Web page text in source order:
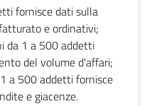
fornisce dati sulla
e ordinativi;
da 1 a 500 addetti
del volume d'affari;
a 500 addetti fornisce
e giacenze.